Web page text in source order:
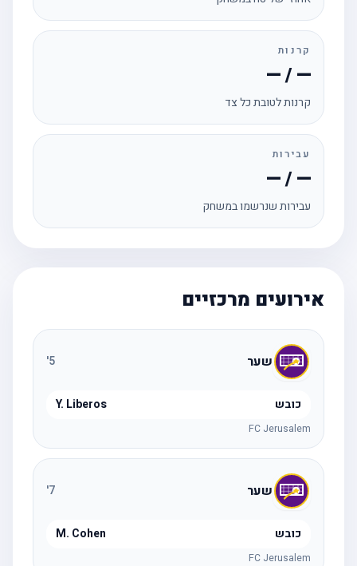
קרנות
— / —
קרנות לטובת כל צד
עבירות
— / —
עבירות שנרשמו במשחק
אירועים מרכזיים
שער
כובש Y. Liberos
FC Jerusalem
שער
כובש M. Cohen
FC Jerusalem